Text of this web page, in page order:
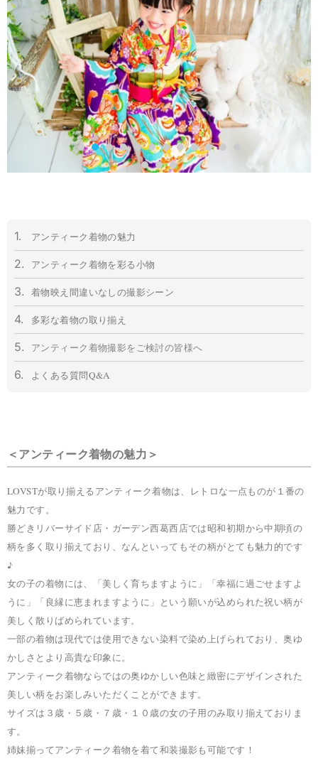
1. アンティーク着物の魅力
2. アンティーク着物を彩る小物
3. 着物映え間違いなしの撮影シーン
4. 多彩な着物の取り揃え
5. アンティーク着物撮影をご検討の皆様へ
6. よくある質問Q&A
＜アンティーク着物の魅力＞
LOVSTが取り揃えるアンティーク着物は、レトロな一点ものが１番の
魅力です。
勝どきリバーサイド店・ガーデン西葛西店では昭和初期から中期頃の
柄を多く取り揃えており、 なんといってもその柄がとても魅力的です
♪
女の子の着物には、「美しく育ちますように」「幸福に過ごせますよ
うに」「良縁に恵まれますように」という願いが込められた祝い柄が
美しく散りばめられています。
一部の着物は現代では使用できない染料で染め上げられており、奥ゆ
かしさとより高貴な印象に。
アンティーク着物ならではの奥ゆかしい色味と緻密にデザインされた
美しい柄をお楽しみいただくことができます。
サイズは３歳・５歳・７歳・１０歳の女の子用のみ取り揃えておりま
す。
姉妹揃ってアンティーク着物を着て和装撮影も可能です！